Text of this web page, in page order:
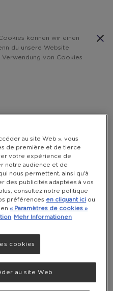
können wir einen
du unsere Website
von Cookies
au site Web », vous
de première et de tierce
votre expérience de
notre audience et de
nous permettent, ainsi qu'à
des publicités adaptées à vos
consultez notre politique
préférences en cliquant ici ou
« Paramètres de cookies »
Mehr Informationen
cookies
au site Web